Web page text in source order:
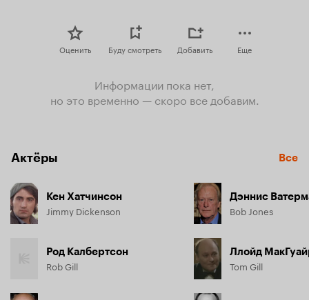
Оценить Буду смотреть Добавить Еще
Информации пока нет,
но это временно — скоро все добавим.
Актёры Все
Кен Хатчинсон
Jimmy Dickenson
Род Калбертсон
Rob Gill
Дэннис
Bob Jones
Ллойд
Tom Gill